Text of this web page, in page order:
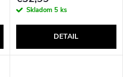
Skladom 5 ks
DETAIL